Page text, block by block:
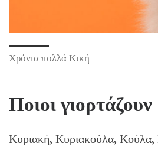
Χρόνια πολλά Κική
Ποιοι γιορτάζουν
Κυριακή, Κυριακούλα, Κούλα,